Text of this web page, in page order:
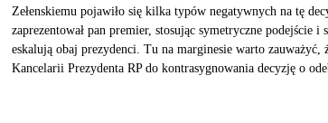
Zełenskiemu pojawiło się kilka typów negatywnych na tę
zaprezentował pan premier, stosując symetryczne podejście i
eskalują obaj prezydenci. Tu na marginesie warto zauważyć,
Kancelarii Prezydenta RP do kontrasygnowania decyzję o